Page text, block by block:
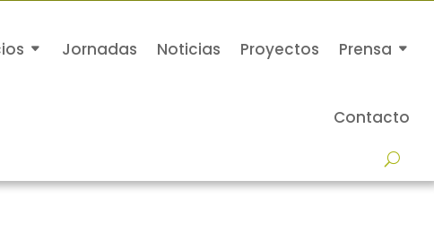
Jornadas Noticias Proyectos Prensa
Contacto